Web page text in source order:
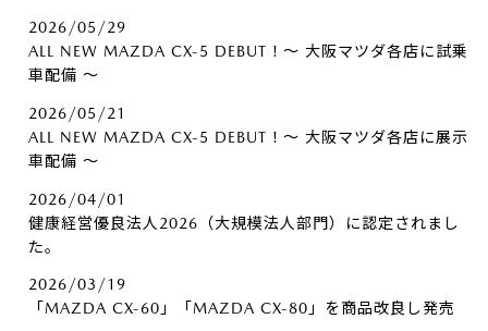
2026/05/29
ALL NEW MAZDA CX-5 DEBUT！～ 大阪マツダ各店に試乗
車配備 ～
2026/05/21
ALL NEW MAZDA CX-5 DEBUT！～ 大阪マツダ各店に展示
車配備 ～
2026/04/01
健康経営優良法人2026（大規模法人部門）に認定されまし
た。
2026/03/19
「MAZDA CX-60」「MAZDA CX-80」を商品改良し発売